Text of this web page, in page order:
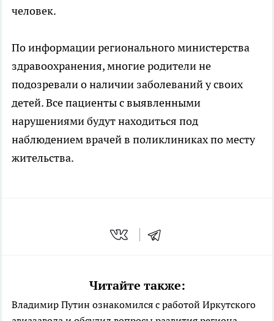
человек.
По информации регионального министерства
здравоохранения, многие родители не
подозревали о наличии заболеваний у своих
детей. Все пациенты с выявленными
нарушениями будут находиться под
наблюдением врачей в поликлиниках по месту
жительства.
Читайте также:
Владимир Путин ознакомился с работой Иркутского